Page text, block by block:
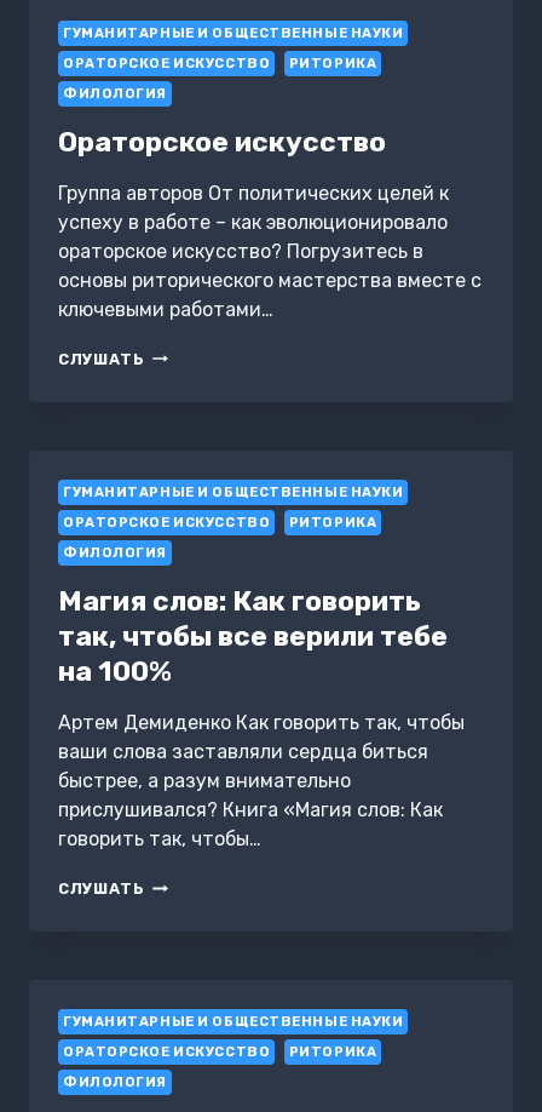
ЧТОБЫ
ОТРАЗИТЬ
СЛОВЕСНУЮ
АГРЕССИЮ
НАЛАДИТЬ
ОБЩЕНИЕ
ГУМАНИТАРНЫЕ И ОБЩЕСТВЕННЫЕ НАУКИ
ОРАТОРСКОЕ ИСКУССТВО
РИТОРИКА
ФИЛОЛОГИЯ
Ораторское искусство
Группа авторов От политических целей к
успеху в работе – как эволюционировало
ораторское искусство? Погрузитесь в
основы риторического мастерства вместе с
ключевыми работами…
СЛУШАТЬ ОРАТОРСКОЕ
ГУМАНИТАРНЫЕ И ОБЩЕСТВЕННЫЕ НАУКИ
ОРАТОРСКОЕ ИСКУССТВО
РИТОРИКА
ФИЛОЛОГИЯ
Магия слов: Как говорить
так, чтобы все верили тебе
на 100%
Артем Демиденко Как говорить так, чтобы
ваши слова заставляли сердца биться
быстрее, а разум внимательно
прислушивался? Книга «Магия слов: Как
говорить так, чтобы…
СЛУШАТЬ МАГИЯ
ВСЕ
ВЕРИЛИ
ТЕБЕ
НА
ГУМАНИТАРНЫЕ И ОБЩЕСТВЕННЫЕ НАУКИ
ОРАТОРСКОЕ ИСКУССТВО
РИТОРИКА
ФИЛОЛОГИЯ